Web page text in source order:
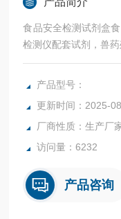
食品安全检测试剂盒
检测仪配套试剂，兽
产品型号：
更新时间：2025-
厂商性质：生产厂
访问量：6232
产品咨询